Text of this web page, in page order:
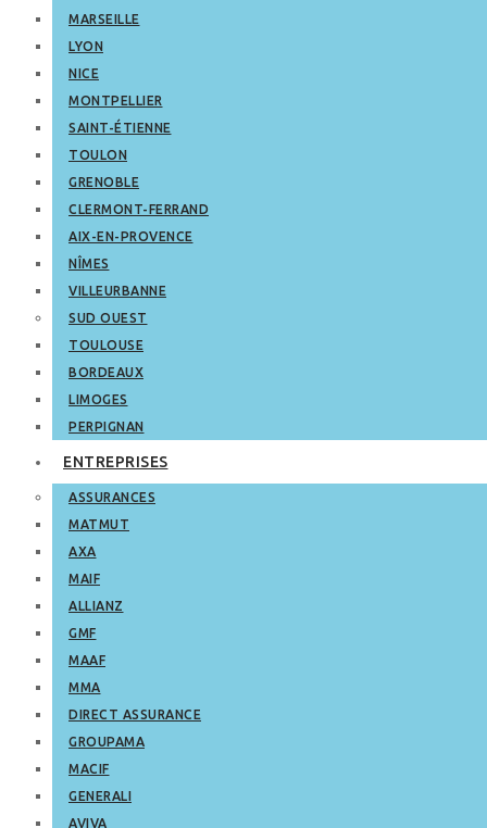
MARSEILLE
LYON
NICE
MONTPELLIER
SAINT-ÉTIENNE
TOULON
GRENOBLE
CLERMONT-FERRAND
AIX-EN-PROVENCE
NÎMES
VILLEURBANNE
SUD OUEST
TOULOUSE
BORDEAUX
LIMOGES
PERPIGNAN
ENTREPRISES
ASSURANCES
MATMUT
AXA
MAIF
ALLIANZ
GMF
MAAF
MMA
DIRECT ASSURANCE
GROUPAMA
MACIF
GENERALI
AVIVA